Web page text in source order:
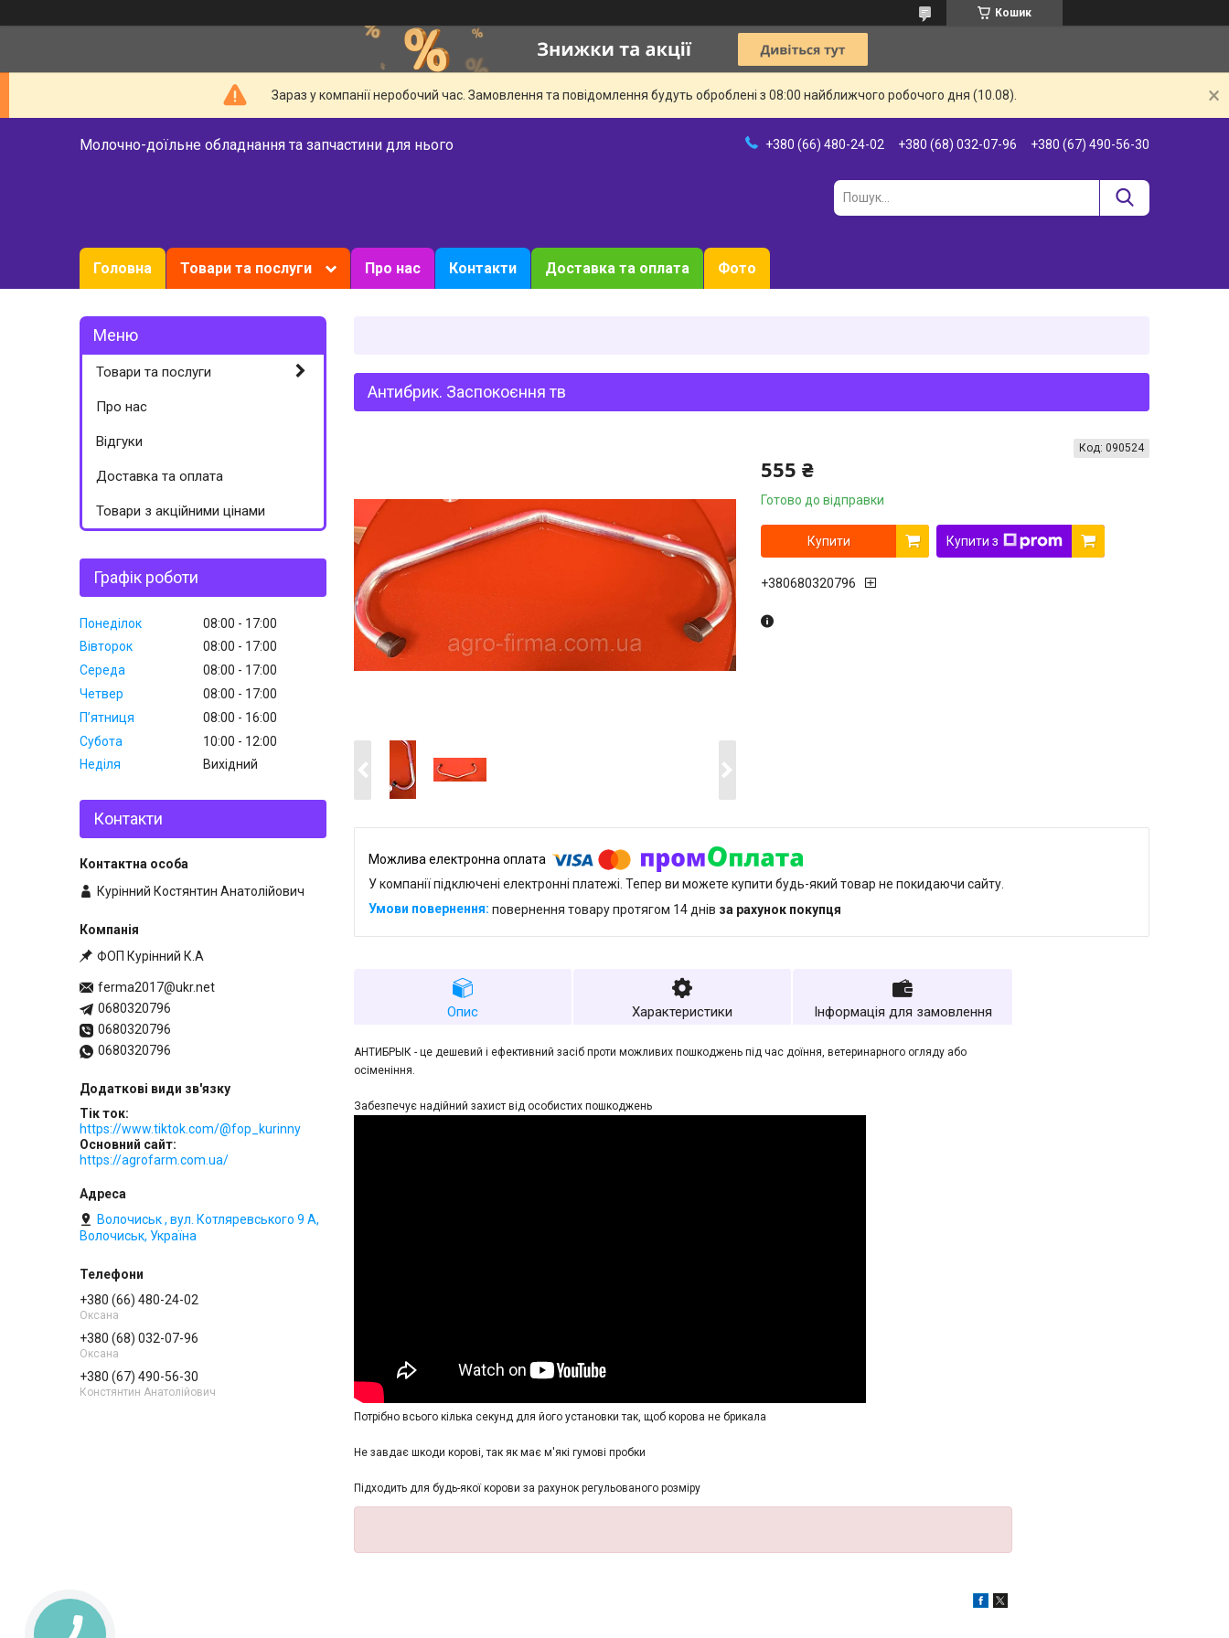
Кошик
Зараз у компанії неробочий час. Замовлення та повідомлення будуть оброблені з 08:00 найближчого робочого дня (10.08).
Молочно-доїльне обладнання та запчастини для нього +380 (66) 480-24-02 +380 (68) 032-07-96 +380 (67) 490-56-30
Головна Товари та послуги Про нас Контакти Доставка та оплата Фото
Антибрик. Заспокоєння тв
555 ₴
Готово до відправки
Код: 090524
Купити Купити з
+380680320796
У компанії підключені електронні платежі. Тепер ви можете купити будь-який товар не покидаючи сайту.
повернення товару протягом 14 днів за рахунок покупця
Опис Характеристики Інформація для замовлення
АНТИБРЫК - це дешевий і ефективний засіб проти можливих пошкоджень під час доїння, ветеринарного огляду або
осіменіння.
Забезпечує надійний захист від особистих пошкоджень
Потрібно всього кілька секунд для його установки так, щоб корова не брикала
Не завдає шкоди корові, так як має м'які гумові пробки
Підходить для будь-якої корови за рахунок регульованого розміру
Товари та послуги
Про нас
Відгуки
Доставка та оплата
Товари з акційними цінами
Графік роботи
Понеділок 08:00
17:00
Вівторок
08:00
17:00
Середа
08:00
17:00
Четвер
08:00
17:00
Пʼятниця
08:00
16:00
Субота
10:00
12:00
Неділя
Вихідний
Контакти
Курінний Костянтин Анатолійович
ФОП Курінний К.А
ferma2017@ukr.net
0680320796
0680320796
0680320796
Тік ток
https://www.tiktok.com/@fop_kurinny
Основний сайт
https://agrofarm.com.ua/
Волочиськ , вул. Котляревського 9 А,
Волочиськ, Україна
+380 (66) 480-24-02
Оксана
+380 (68) 032-07-96
Оксана
+380 (67) 490-56-30
Констянтин Анатолійович